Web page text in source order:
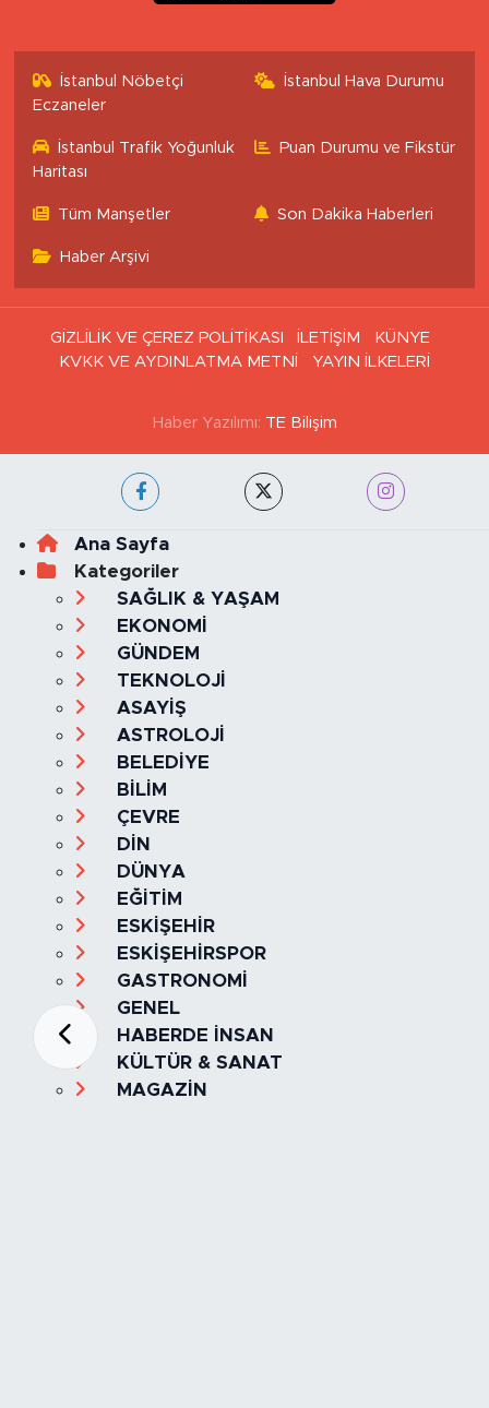
İstanbul Nöbetçi
Eczaneler
İstanbul Hava Durumu
İstanbul Trafik Yoğunluk
Haritası
Puan Durumu ve Fikstür
Tüm Manşetler Son Dakika Haberleri
Haber Arşivi
GİZLİLİK VE ÇEREZ POLİTİKASI İLETİŞİM
KÜNYE
KVKK VE AYDINLATMA METNİ
YAYIN İLKELERİ
Haber Yazılımı: TE Bilişim
Ana Sayfa
Kategoriler
SAĞLIK & YAŞAM
EKONOMİ
GÜNDEM
TEKNOLOJİ
ASAYİŞ
ASTROLOJİ
BELEDİYE
BİLİM
ÇEVRE
DİN
DÜNYA
EĞİTİM
ESKİŞEHİR
ESKİŞEHİRSPOR
GASTRONOMİ
GENEL
HABERDE İNSAN
KÜLTÜR & SANAT
MAGAZİN